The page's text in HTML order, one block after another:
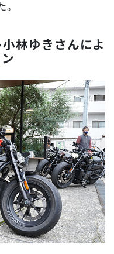
林ゆきさんによ